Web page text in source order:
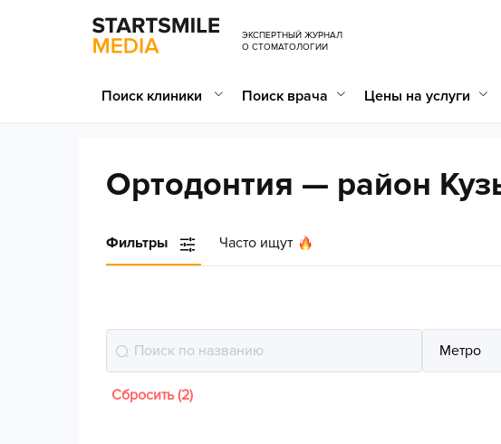
ЭКСПЕРТНЫЙ ЖУРНАЛ
О СТОМАТОЛОГИИ
Поиск клиники Поиск врача Цены на услуги
Ортодонтия — район
Фильтры Часто ищут
Сбросить (2)